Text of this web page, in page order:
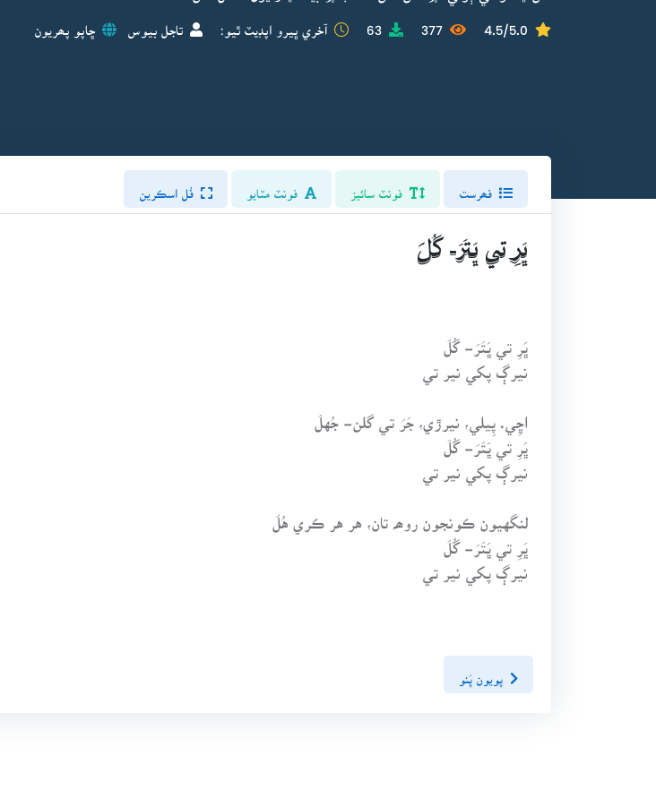
4.5/5.0
377
63 آخري ڀيرو اپڊيٽ ٿيو: تاجل بيوس ڇاپو پھريون
فونٽ سائيز فونٽ مٽايو فُل اسڪرين
ڀَرِ تي ڀَتَرَ- گُلَ
ڀَرِ تي ڀَتَرَ- گُلَ
نيرڳ پکي نير تي
اڇِي. پِيلي، نيرڙي، جَرَ تي گلن- جُهلَ
ڀَرِ تي ڀَتَرَ- گُلَ
نيرڳ پکي نير تي
لنگهيون ڪونجون روھہ تان، هر هر ڪري هُلَ
ڀَرِ تي ڀَتَرَ- گُلَ
نيرڳ پکي نير تي
پويون پَنو